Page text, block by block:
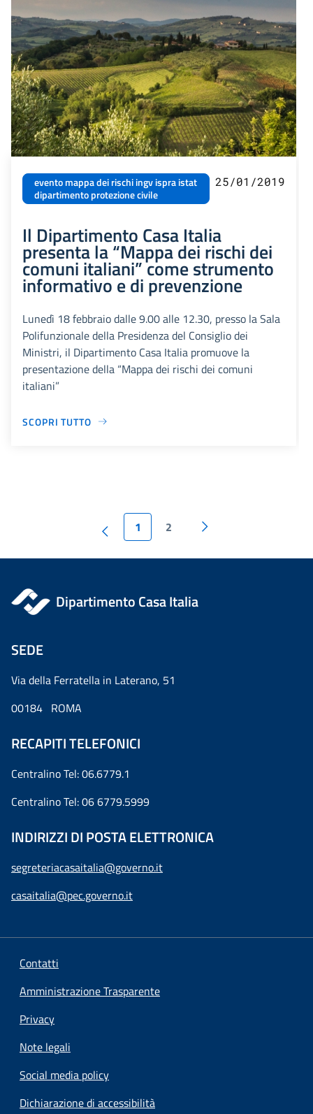
evento mappa dei rischi ingv ispra istat
dipartimento protezione civile
25/01/2019
Il Dipartimento Casa Italia
presenta la “Mappa dei rischi dei
comuni italiani” come strumento
informativo e di prevenzione
Lunedì 18 febbraio dalle 9.00 alle 12.30, presso la Sala
Polifunzionale della Presidenza del Consiglio dei
Ministri, il Dipartimento Casa Italia promuove la
presentazione della “Mappa dei rischi dei comuni
italiani”
SCOPRI TUTTO
1 2
Dipartimento Casa Italia
SEDE
Via della Ferratella in Laterano, 51
00184 ROMA
RECAPITI TELEFONICI
Centralino Tel: 06.6779.1
Centralino Tel: 06 6779.5999
INDIRIZZI DI POSTA ELETTRONICA
segreteriacasaitalia@governo.it
casaitalia@pec.governo.it
Contatti
Amministrazione Trasparente
Privacy
Note legali
Social media policy
Dichiarazione di accessibilità